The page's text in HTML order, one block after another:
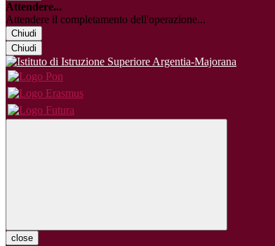
Attendere...
Attendere il completamento dell'operazione...
Chiudi
Chiudi
close